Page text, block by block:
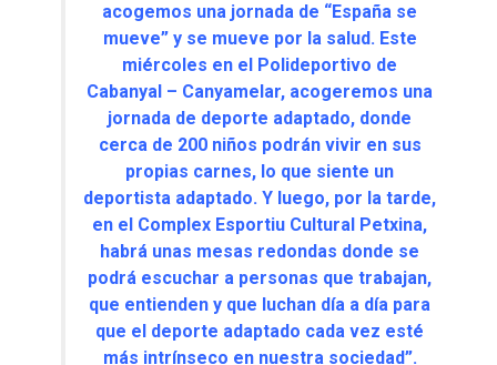
acogemos una jornada de “España se
mueve” y se mueve por la salud. Este
miércoles en el Polideportivo de
Cabanyal – Canyamelar, acogeremos una
jornada de deporte adaptado, donde
cerca de 200 niños podrán vivir en sus
propias carnes, lo que siente un
deportista adaptado. Y luego, por la tarde,
en el Complex Esportiu Cultural Petxina,
habrá unas mesas redondas donde se
podrá escuchar a personas que trabajan,
que entienden y que luchan día a día para
que el deporte adaptado cada vez esté
más intrínseco en nuestra sociedad”.